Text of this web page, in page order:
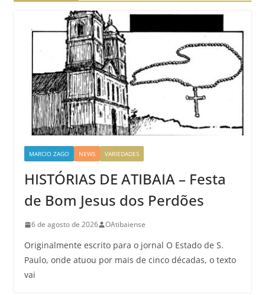
MARCIO ZAGO NEWS VARIEDADES
HISTÓRIAS DE ATIBAIA – Festa
de Bom Jesus dos Perdões
6 de agosto de 2026 OAtibaiense
Originalmente escrito para o jornal O Estado de S.
Paulo, onde atuou por mais de cinco décadas, o texto
vai